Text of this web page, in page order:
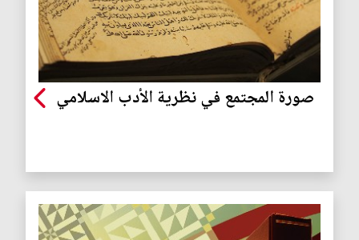
صورة المجتمع في نظرية الأدب الاسلامي